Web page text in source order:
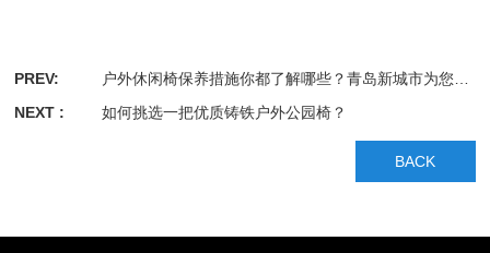
PREV:
NEXT :
如何挑选一把优质铸铁户外公园椅？
BACK